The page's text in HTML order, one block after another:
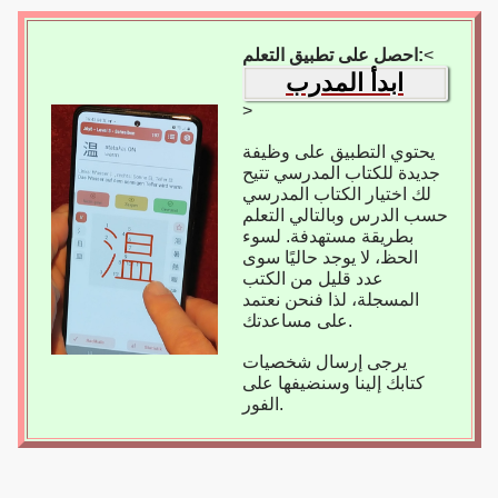
احصل على تطبيق التعلم:<
ابدأ المدرب
>
يحتوي التطبيق على وظيفة
جديدة للكتاب المدرسي تتيح
لك اختيار الكتاب المدرسي
حسب الدرس وبالتالي التعلم
بطريقة مستهدفة. لسوء
الحظ، لا يوجد حاليًا سوى
عدد قليل من الكتب
المسجلة، لذا فنحن نعتمد
على مساعدتك.
يرجى إرسال شخصيات
كتابك إلينا وسنضيفها على
الفور.